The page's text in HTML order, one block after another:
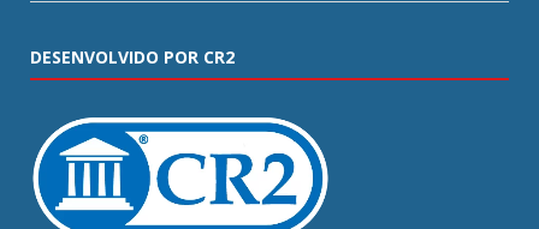
DESENVOLVIDO POR CR2